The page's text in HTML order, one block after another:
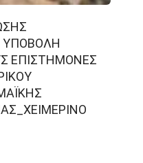
ΥΠΟΒΟΛΗ
ΕΠΙΣΤΗΜΟΝΕΣ